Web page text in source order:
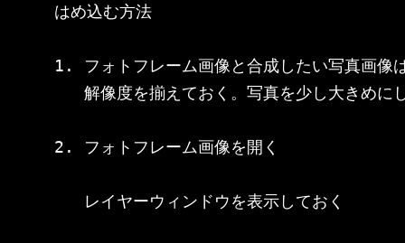
はめ込む方法
1. フォトフレーム画像と合成したい写真画像
解像度を揃えておく。写真を少し大きめに
2. フォトフレーム画像を開く
   レイヤーウィンドウを表示しておく